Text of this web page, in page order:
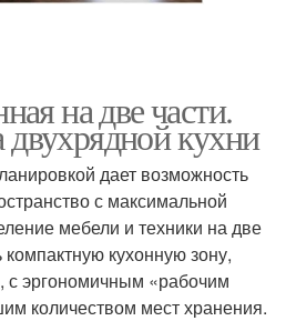
на две части.
кухни
дает возможность
с максимальной
мебели и техники на две
компактную кухонную зону,
с эргономичным «рабочим
количеством мест хранения.